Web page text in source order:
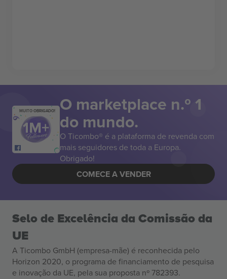
MUITO OBRIGADO! O marketplace n.º 1
do mundo.
O Ticombo® é a plataforma de revenda com
mais seguidores de toda a Europa.
Obrigado!
COMECE A VENDER
Selo de Excelência da Comissão da
UE
A Ticombo GmbH (empresa-mãe) é reconhecida pelo
Horizon 2020, o programa de financiamento de pesquisa
e inovação da UE, pela sua proposta nº 782393.